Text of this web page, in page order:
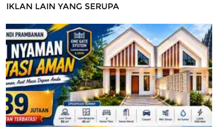
IKLAN LAIN YANG SERUPA